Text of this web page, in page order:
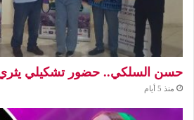
حسن السلكي.. حضور تشكيلي
منذ 5 أيام